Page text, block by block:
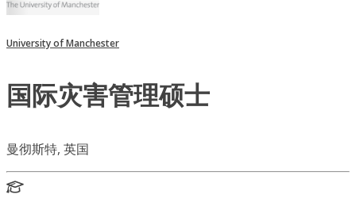
University of Manchester
国际灾害管理硕士
曼彻斯特, 英国